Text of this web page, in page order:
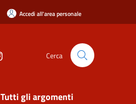
Accedi all'area personale
Cerca
Tutti gli argomenti